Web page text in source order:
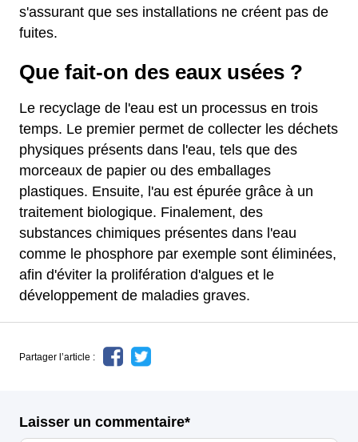
s'assurant que ses installations ne créent pas de
fuites.
Que fait-on des eaux usées ?
Le recyclage de l'eau est un processus en trois
temps. Le premier permet de collecter les déchets
physiques présents dans l'eau, tels que des
morceaux de papier ou des emballages
plastiques. Ensuite, l'au est épurée grâce à un
traitement biologique. Finalement, des
substances chimiques présentes dans l'eau
comme le phosphore par exemple sont éliminées,
afin d'éviter la prolifération d'algues et le
développement de maladies graves.
Partager l’article :
Laisser un commentaire*